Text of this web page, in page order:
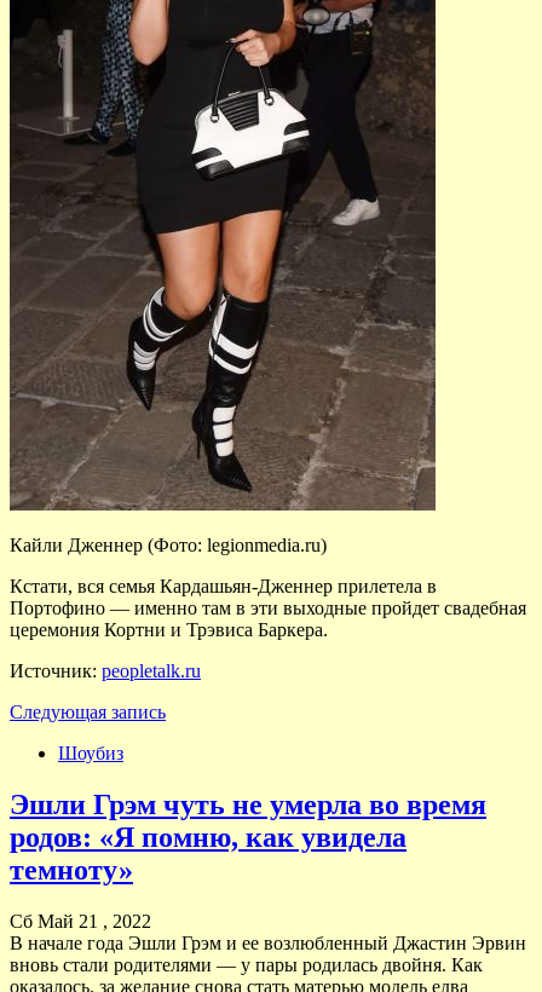
Кайли Дженнер (Фото: legionmedia.ru)
Кстати, вся семья Кардашьян-Дженнер прилетела в
Портофино — именно там в эти выходные пройдет свадебная
церемония Кортни и Трэвиса Баркера.
Источник: peopletalk.ru
Следующая запись
Шоубиз
Эшли Грэм чуть не умерла во время
родов: «Я помню, как увидела
темноту»
Сб Май 21 , 2022
В начале года Эшли Грэм и ее возлюбленный Джастин Эрвин
вновь стали родителями — у пары родилась двойня. Как
оказалось, за желание снова стать матерью модель едва